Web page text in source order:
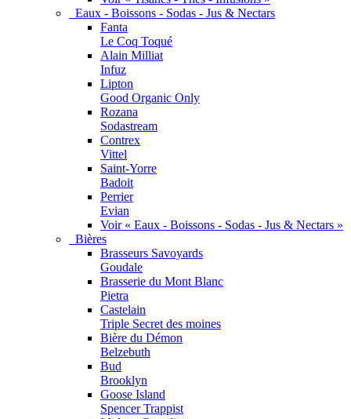
Eaux - Boissons - Sodas - Jus & Nectars
Fanta
Le Coq Toqué
Alain Milliat
Infuz
Lipton
Good Organic Only
Rozana
Sodastream
Contrex
Vittel
Saint-Yorre
Badoit
Perrier
Evian
Voir « Eaux - Boissons - Sodas - Jus & Nectars »
Bières
Brasseurs Savoyards
Goudale
Brasserie du Mont Blanc
Pietra
Castelain
Triple Secret des moines
Bière du Démon
Belzebuth
Bud
Brooklyn
Goose Island
Spencer Trappist